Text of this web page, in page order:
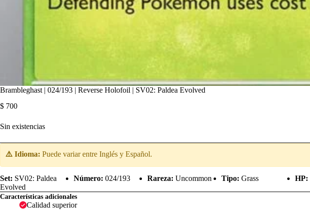
Brambleghast | 024/193 | Reverse Holofoil | SV02: Paldea Evolved
$ 700
Sin existencias
⚠️ Idioma: Puede variar entre Inglés y Español.
Set: SV02: Paldea
Evolved
Número: 024/193 Rareza: Uncommon Tipo: Grass HP:
Características adicionales
Calidad superior